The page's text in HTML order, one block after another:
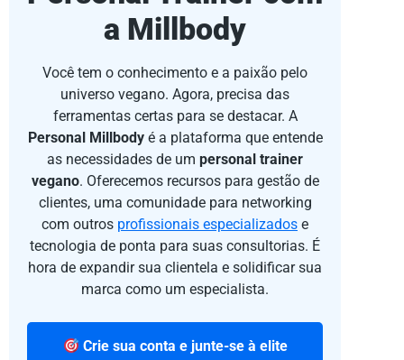
a Millbody
Você tem o conhecimento e a paixão pelo
universo vegano. Agora, precisa das
ferramentas certas para se destacar. A
Personal Millbodyé a plataforma que entende
as necessidades de um personal trainer
vegano. Oferecemos recursos para gestão de
clientes, uma comunidade para networking
com outros profissionais especializados e
tecnologia de ponta para suas consultorias. É
hora de expandir sua clientela e solidificar sua
marca como um especialista.
Crie sua conta e junte-se à elite